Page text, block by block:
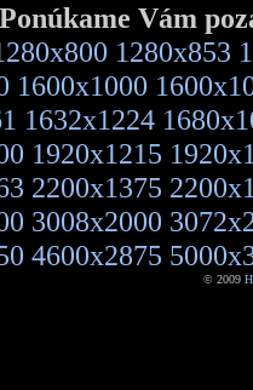
Ponúkame Vám
1280x853
1600x1000
1632x1224
1920x1215
2200x1375
3008x2000
4600x2875
© 2009